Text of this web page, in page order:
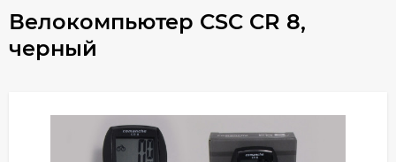
Велокомпьютер CSC CR 8,
черный